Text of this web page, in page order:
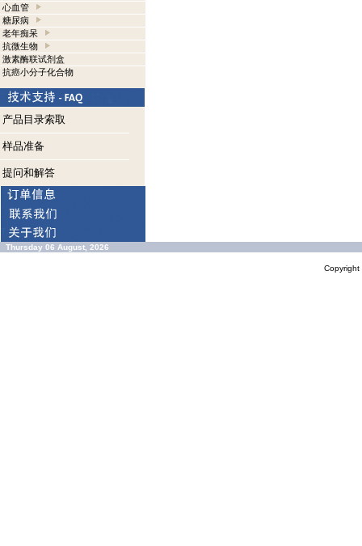
心血管
糖尿病
老年痴呆
抗微生物
激素酶联试剂盒
抗癌小分子化合物
产品目录索取
样品准备
提问和解答
Thursday 06 August, 2026